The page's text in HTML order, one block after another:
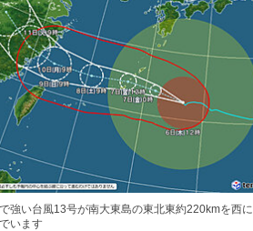
強い台風13号が南大東島の東北東約220kmを西に
います